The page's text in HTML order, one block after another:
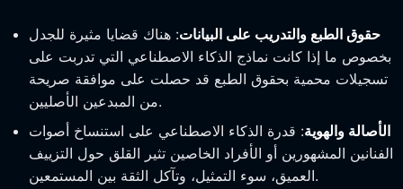
حقوق الطبع والتدريب على البيانات: هناك قضايا مثيرة للجدل
بخصوص ما إذا كانت نماذج الذكاء الاصطناعي التي تدربت على
تسجيلات محمية بحقوق الطبع قد حصلت على موافقة صريحة
من المبدعين الأصليين.
الأصالة والهوية: قدرة الذكاء الاصطناعي على استنساخ أصوات
الفنانين المشهورين أو الأفراد الخاصين تثير القلق حول التزييف
العميق، سوء التمثيل، وتآكل الثقة بين المستمعين.